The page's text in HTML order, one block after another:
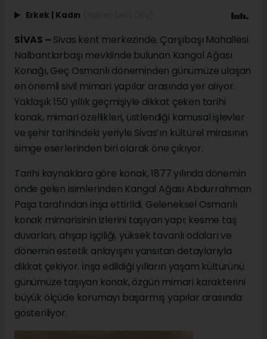
Erkek Kadın
SİVAS – Sivas kent merkezinde, Çarşıbaşı Mahallesi
Nalbantlarbaşı mevkiinde bulunan Kangal Ağası
Konağı, Geç Osmanlı döneminden günümüze ulaşan
en önemli sivil mimari yapılar arasında yer alıyor.
Yaklaşık 150 yıllık geçmişiyle dikkat çeken tarihi
konak, mimari özellikleri, üstlendiği kamusal işlevler
ve şehir tarihindeki yeriyle Sivas’ın kültürel mirasının
simge eserlerinden biri olarak öne çıkıyor.
Tarihi kaynaklara göre konak, 1877 yılında dönemin
önde gelen isimlerinden Kangal Ağası Abdurrahman
Paşa tarafından inşa ettirildi. Geleneksel Osmanlı
konak mimarisinin izlerini taşıyan yapı; kesme taş
duvarları, ahşap işçiliği, yüksek tavanlı odaları ve
dönemin estetik anlayışını yansıtan detaylarıyla
dikkat çekiyor. İnşa edildiği yılların yaşam kültürünü
günümüze taşıyan konak, özgün mimari karakterini
büyük ölçüde korumayı başarmış yapılar arasında
gösteriliyor.